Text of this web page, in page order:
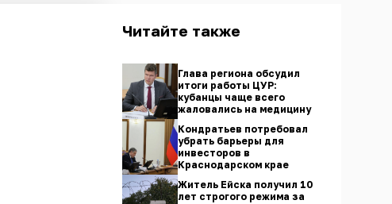
Читайте также
Глава региона обсудил
итоги работы ЦУР:
кубанцы чаще всего
жаловались на медицину
Кондратьев потребовал
убрать барьеры для
инвесторов в
Краснодарском крае
Житель Ейска получил 10
лет строгого режима за